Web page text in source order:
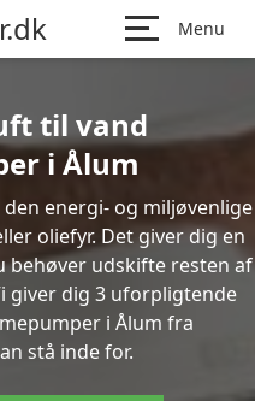
Menu
til vand
i Ålum
energi- og miljøvenlige
oliefyr. Det giver dig en
behøver udskifte resten af
giver dig 3 uforpligtende
i Ålum fra
stå inde for.